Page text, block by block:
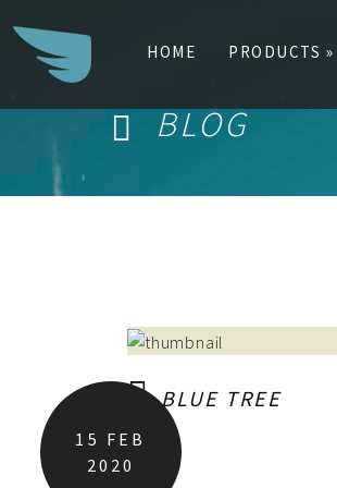
HOME PRODUCTS »
BLOG
15 FEB
2020
BLUE TREE
Search